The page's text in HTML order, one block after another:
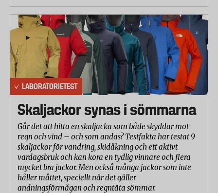
LABORATORIETEST
Skaljackor synas i sömmarna
Går det att hitta en skaljacka som både skyddar mot
regn och vind – och som andas? Testfakta har testat 9
skaljackor för vandring, skidåkning och ett aktivt
vardagsbruk och kan kora en tydlig vinnare och flera
mycket bra jackor. Men också många jackor som inte
håller måttet, speciellt när det gäller
andningsförmågan och regntäta sömmar.